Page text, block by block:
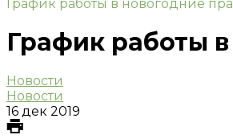
График работы в новогодние
График работы
Новости
Новости
16 дек 2019